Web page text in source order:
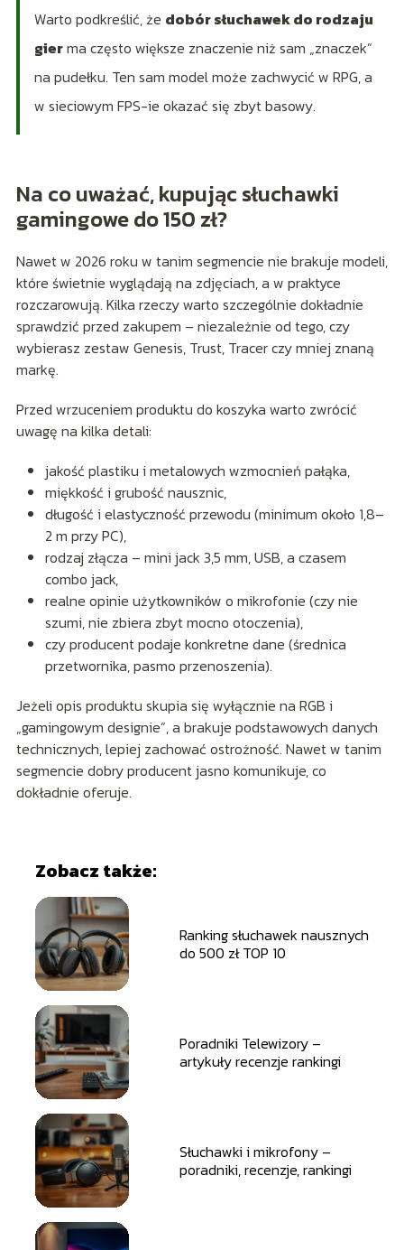
Warto podkreślić, że dobór słuchawek do rodzaju
gierma często większe znaczenie niż sam „znaczek”
na pudełku. Ten sam model może zachwycić w RPG, a
w sieciowym FPS-ie okazać się zbyt basowy.
Na co uważać, kupując słuchawki
gamingowe do 150 zł?
Nawet w 2026 roku w tanim segmencie nie brakuje modeli,
które świetnie wyglądają na zdjęciach, a w praktyce
rozczarowują. Kilka rzeczy warto szczególnie dokładnie
sprawdzić przed zakupem – niezależnie od tego, czy
wybierasz zestaw Genesis, Trust, Tracer czy mniej znaną
markę.
Przed wrzuceniem produktu do koszyka warto zwrócić
uwagę na kilka detali:
jakość plastiku i metalowych wzmocnień pałąka,
miękkość i grubość nausznic,
długość i elastyczność przewodu (minimum około 1,8–
2 m przy PC),
rodzaj złącza – mini jack 3,5 mm, USB, a czasem
combo jack,
realne opinie użytkowników o mikrofonie (czy nie
szumi, nie zbiera zbyt mocno otoczenia),
czy producent podaje konkretne dane (średnica
przetwornika, pasmo przenoszenia).
Jeżeli opis produktu skupia się wyłącznie na RGB i
„gamingowym designie”, a brakuje podstawowych danych
technicznych, lepiej zachować ostrożność. Nawet w tanim
segmencie dobry producent jasno komunikuje, co
dokładnie oferuje.
Zobacz także:
Ranking słuchawek nausznych
do 500 zł TOP 10
Poradniki Telewizory –
artykuły recenzje rankingi
Słuchawki i mikrofony –
poradniki, recenzje, rankingi